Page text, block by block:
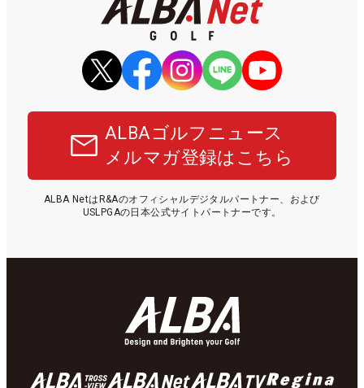
ALBAゴルフニュース
メルマガ登録はこちら
ALBA NetはR&Aのオフィシャルデジタルパートナー、および
USLPGAの日本公式サイトパートナーです。